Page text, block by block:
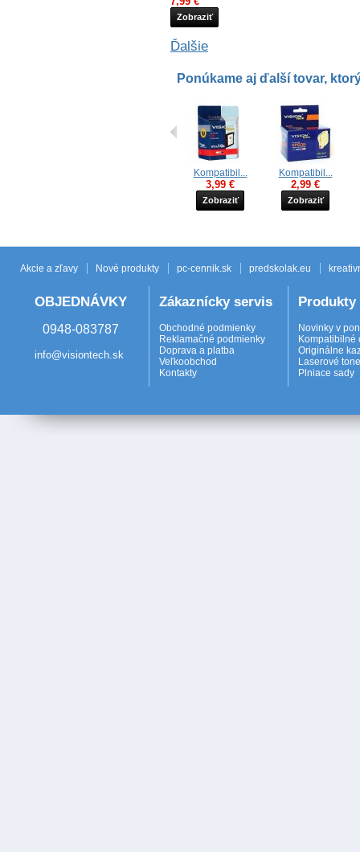
Zobraziť
Ďalšie
Ponúkame aj ďalší tovar,
Kompatibil...
3,99 €
Zobraziť
Kompatibil...
2,99 €
Zobraziť
Akcie a zľavy Nové produkty pc-cennik.sk predskolak.eu
OBJEDNÁVKY
0948-083787
info@visiontech.sk
Zákaznícky servis
Obchodné podmienky
Reklamačné podmienky
Doprava a platba
Veľkoobchod
Kontakty
Produkty
Novinky v
Kompatibilné
Originálne
Laserové
Plniace sady